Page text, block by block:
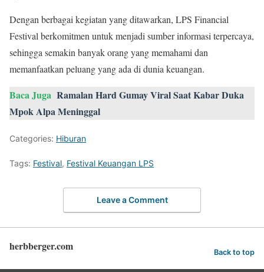
Dengan berbagai kegiatan yang ditawarkan, LPS Financial
Festival berkomitmen untuk menjadi sumber informasi terpercaya,
sehingga semakin banyak orang yang memahami dan
memanfaatkan peluang yang ada di dunia keuangan.
Baca Juga Ramalan Hard Gumay Viral Saat Kabar Duka
Mpok Alpa Meninggal
Categories: Hiburan
Tags: Festival, Festival Keuangan LPS
Leave a Comment
herbberger.com Back to top